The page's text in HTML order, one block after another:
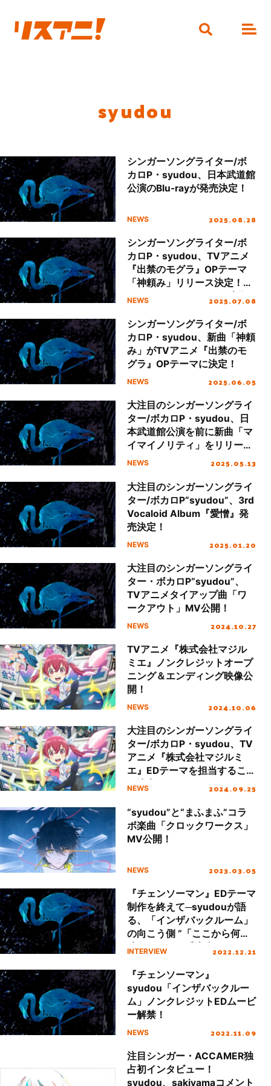
syudou
シンガーソングライター/ボ
カロP・syudou、日本武道館
公演のBlu-rayが発売決定！
NEWS 2025.08.28
シンガーソングライター/ボ
カロP・syudou、TVアニメ
『出禁のモグラ』OPテーマ
「神頼み」リリース決定！ア
ニメノンクレジットOP映像
NEWS 2025.07.08
シンガーソングライター/ボ
カロP・syudou、新曲「神頼
み」がTVアニメ『出禁のモ
グラ』OPテーマに決定！
NEWS 2025.06.05
大注目のシンガーソングライ
ター/ボカロP・syudou、日
本武道館公演を前に新曲「マ
イマイノリティ」をリリー
ス！
NEWS 2025.05.13
大注目のシンガーソングライ
ター/ボカロP“syudou”、3rd
Vocaloid Album『愛憎』発
売決定！
NEWS 2025.01.20
大注目のシンガーソングライ
ター・ボカロP“syudou”、
TVアニメタイアップ曲「ワ
ークアウト」MV公開！
NEWS 2024.10.27
TVアニメ『株式会社マジル
ミエ』ノンクレジットオープ
ニング＆エンディング映像公
開！
NEWS 2024.10.06
大注目のシンガーソングライ
ター/ボカロP・syudou、TV
アニメ『株式会社マジルミ
エ』EDテーマを担当すること
が決定！
NEWS 2024.09.25
“syudou”と“まふまふ”コラ
ボ楽曲「クロックワークス」
MV公開！
NEWS 2023.03.05
『チェンソーマン』EDテーマ
制作を終えて─syudouが語
る、「インザバックルーム」
の向こう側 “「ここから何を
残すか」が一番大事”
INTERVIEW 2022.12.21
『チェンソーマン』
syudou「インザバックルー
ム」ノンクレジットEDムービ
ー解禁！
NEWS 2022.11.09
注目シンガー・ACCAMER独
占初インタビュー！
syudou、sakiyamaコメント